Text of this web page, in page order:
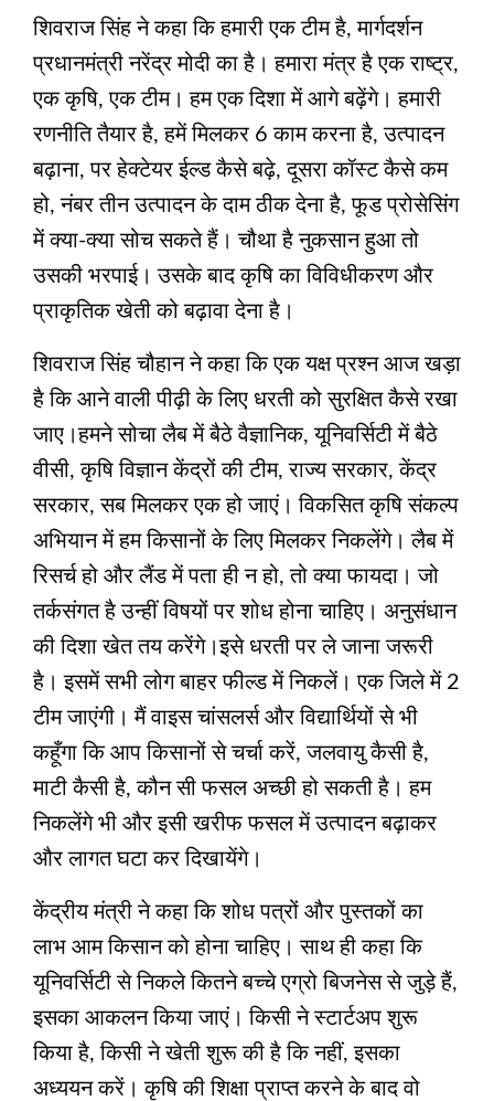
शिवराज सिंह ने कहा कि हमारी एक टीम है, मार्गदर्शन
प्रधानमंत्री नरेंद्र मोदी का है। हमारा मंत्र है एक राष्ट्र,
एक कृषि, एक टीम। हम एक दिशा में आगे बढ़ेंगे। हमारी
रणनीति तैयार है, हमें मिलकर 6 काम करना है, उत्पादन
बढ़ाना, पर हेक्टेयर ईल्ड कैसे बढ़े, दूसरा कॉस्ट कैसे कम
हो, नंबर तीन उत्पादन के दाम ठीक देना है, फूड प्रोसेसिंग
में क्या-क्या सोच सकते हैं। चौथा है नुकसान हुआ तो
उसकी भरपाई। उसके बाद कृषि का विविधीकरण और
प्राकृतिक खेती को बढ़ावा देना है।
शिवराज सिंह चौहान ने कहा कि एक यक्ष प्रश्न आज खड़ा
है कि आने वाली पीढ़ी के लिए धरती को सुरक्षित कैसे रखा
जाए।हमने सोचा लैब में बैठे वैज्ञानिक, यूनिवर्सिटी में बैठे
वीसी, कृषि विज्ञान केंद्रों की टीम, राज्य सरकार, केंद्र
सरकार, सब मिलकर एक हो जाएं। विकसित कृषि संकल्प
अभियान में हम किसानों के लिए मिलकर निकलेंगे। लैब में
रिसर्च हो और लैंड में पता ही न हो, तो क्या फायदा। जो
तर्कसंगत है उन्हीं विषयों पर शोध होना चाहिए। अनुसंधान
की दिशा खेत तय करेंगे।इसे धरती पर ले जाना जरूरी
है। इसमें सभी लोग बाहर फील्ड में निकलें। एक जिले में 2
टीम जाएंगी। मैं वाइस चांसलर्स और विद्यार्थियों से भी
कहूँगा कि आप किसानों से चर्चा करें, जलवायु कैसी है,
माटी कैसी है, कौन सी फसल अच्छी हो सकती है। हम
निकलेंगे भी और इसी खरीफ फसल में उत्पादन बढ़ाकर
और लागत घटा कर दिखायेंगे।
केंद्रीय मंत्री ने कहा कि शोध पत्रों और पुस्तकों का
लाभ आम किसान को होना चाहिए। साथ ही कहा कि
यूनिवर्सिटी से निकले कितने बच्चे एग्रो बिजनेस से जुड़े हैं,
इसका आकलन किया जाएं। किसी ने स्टार्टअप शुरू
किया है, किसी ने खेती शुरू की है कि नहीं, इसका
अध्ययन करें। कृषि की शिक्षा प्राप्त करने के बाद वो